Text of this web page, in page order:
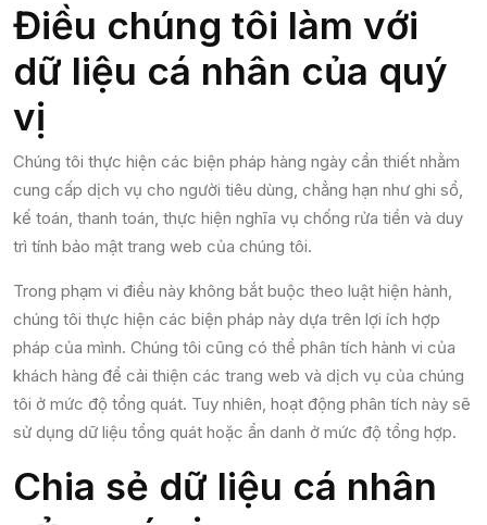
Điều chúng tôi làm với
dữ liệu cá nhân của quý
vị
Chúng tôi thực hiện các biện pháp hàng ngày cần thiết nhằm
cung cấp dịch vụ cho người tiêu dùng, chẳng hạn như ghi sổ,
kế toán, thanh toán, thực hiện nghĩa vụ chống rửa tiền và duy
trì tính bảo mật trang web của chúng tôi.
Trong phạm vi điều này không bắt buộc theo luật hiện hành,
chúng tôi thực hiện các biện pháp này dựa trên lợi ích hợp
pháp của mình. Chúng tôi cũng có thể phân tích hành vi của
khách hàng để cải thiện các trang web và dịch vụ của chúng
tôi ở mức độ tổng quát. Tuy nhiên, hoạt động phân tích này sẽ
sử dụng dữ liệu tổng quát hoặc ẩn danh ở mức độ tổng hợp.
Chia sẻ dữ liệu cá nhân